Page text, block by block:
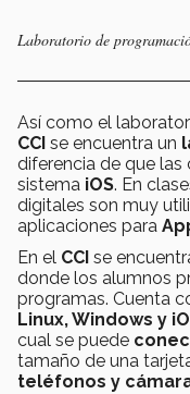
Laboratorio de
Así como el
CCI se encuentra un
diferencia de que
sistema iOS. En
digitales son muy
aplicaciones para
En el CCI se
donde los alumnos
programas. Cuenta
Linux, Windows y
cual se puede
tamaño de una
teléfonos y